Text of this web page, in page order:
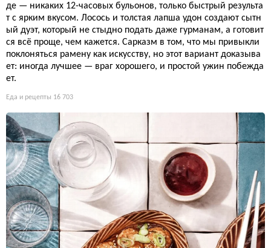
де — никаких 12-часовых бульонов, только быстрый результа
т с ярким вкусом. Лосось и толстая лапша удон создают сытн
ый дуэт, который не стыдно подать даже гурманам, а готовит
ся всё проще, чем кажется. Сарказм в том, что мы привыкли
поклоняться рамену как искусству, но этот вариант доказыва
ет: иногда лучшее — враг хорошего, и простой ужин побежда
ет.
Еда и рецепты 16 703